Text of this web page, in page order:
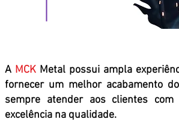
A MCK Metal possui ampla
fornecer um melhor acabamento
sempre atender aos clientes
excelência na qualidade.